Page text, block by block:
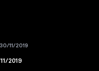
30/11/2019
2019